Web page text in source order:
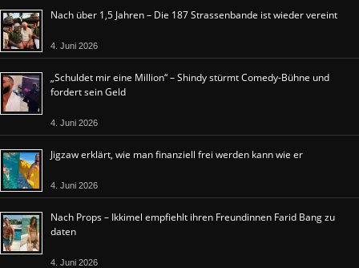
Nach über 1,5 Jahren – Die 187 Strassenbande ist wieder vereint
4. Juni 2026
„Schuldet mir eine Million“ – Shindy stürmt Comedy-Bühne und
fordert sein Geld
4. Juni 2026
Jigzaw erklärt, wie man finanziell frei werden kann wie er
4. Juni 2026
Nach Props – Ikkimel empfiehlt ihren Freundinnen Farid Bang zu
daten
4. Juni 2026